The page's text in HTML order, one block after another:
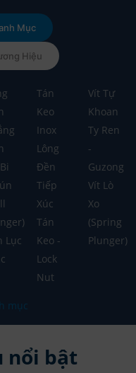
Mục
Hiệu
Lục
Tán
Keo
Inox
Lông
Đền
Tiếp
Xúc
Tán
Keo -
Lock
Nut
Vít Tự
Khoan
Ty Ren
-
Guzong
Vít Lò
Xo
(Spring
Plunger)
mục
nổi bật